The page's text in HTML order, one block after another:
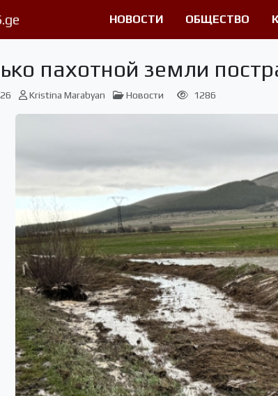
НОВОСТИ ОБЩЕСТВО
пахотной земли
Kristina Marabyan Новости 1286